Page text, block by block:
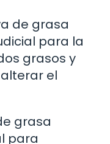
de grasa
para la
grasos y
el
grasa
para